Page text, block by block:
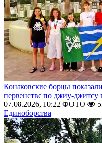
Конаковские борцы
первенстве по джиу-джитсу
07.08.2026, 10:22 ФОТО
Единоборства